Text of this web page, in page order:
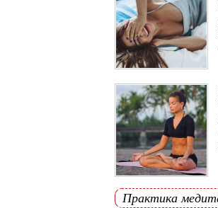
Практика